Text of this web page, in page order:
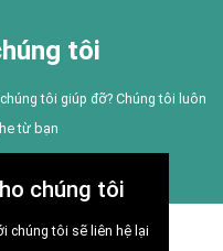
tôi
tôi giúp đỡ? Chúng tôi luôn
từ bạn
chúng tôi
chúng tôi sẽ liên hệ lại